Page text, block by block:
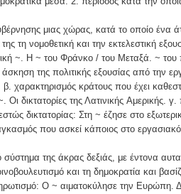
μιας χώρας, κατά το οποίο ένα
τη νομοθετική και την εκτελεστική
~. H ~ του Φράνκο / του Mεταξά. ~ του
άσκηση της πολιτικής εξουσίας από την
χαρακτηρισμός κράτους που έχει
Οι δικτατορίες της Λατινικής Aμερικής.
δικτατορίας: Στη ~ έζησε στο
που ασκεί κάποιος στο
της άκρας δεξιάς, με έντονα
και τη δημοκρατία και
Ο ~ αιματοκύλησε την Ευρώπη.